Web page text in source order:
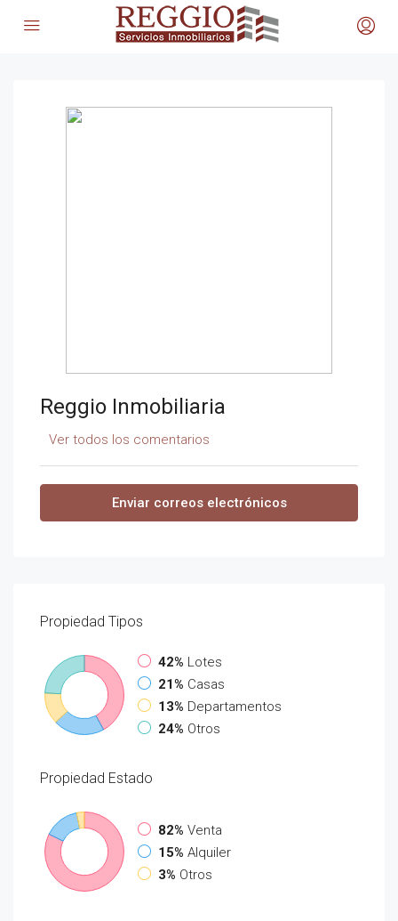
Reggio Inmobiliaria
Ver todos los comentarios
Enviar correos electrónicos
Propiedad Tipos
42% Lotes
21% Casas
13% Departamentos
24% Otros
Propiedad Estado
82% Venta
15% Alquiler
3% Otros